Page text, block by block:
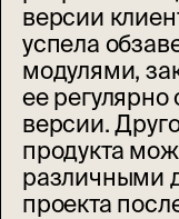
версии
успела
модулями,
ее
версии.
продукта
различными
проекта